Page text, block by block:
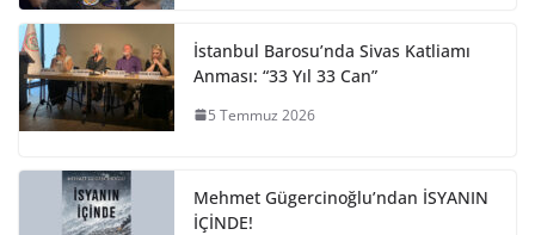
İstanbul Barosu’nda Sivas Katliamı
Anması: “33 Yıl 33 Can”
5 Temmuz 2026
Mehmet Gügercinoğlu’ndan İSYANIN
İÇİNDE!